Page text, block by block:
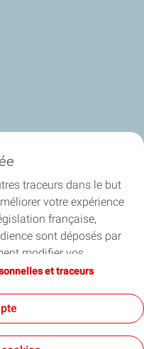
traceurs dans le but
votre expérience
française,
sont déposés par
modifier vos
sur le bouton « Gérer
des cookies. Dans le
», seuls les cookies
du site
et traceurs